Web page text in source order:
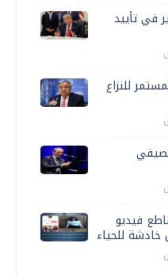
في تأييد
للنزاع
فيديو
للحياء